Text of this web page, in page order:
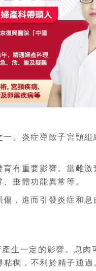
。炎症導致子宮頸
有重要影響。當雌
垂體功能異常等。
，進而引發炎症和
生一定的影響。息
稠，不利於精子通